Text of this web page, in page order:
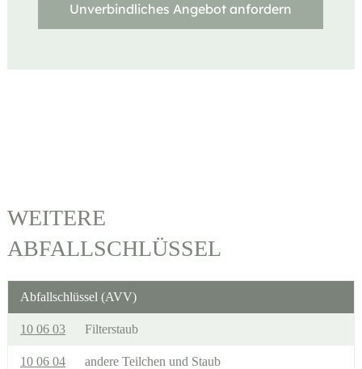
Unverbindliches Angebot anfordern
WEITERE
ABFALLSCHLÜSSEL
Abfallschlüssel (AVV)
10 06 03 Filterstaub
10 06 04 andere Teilchen und Staub